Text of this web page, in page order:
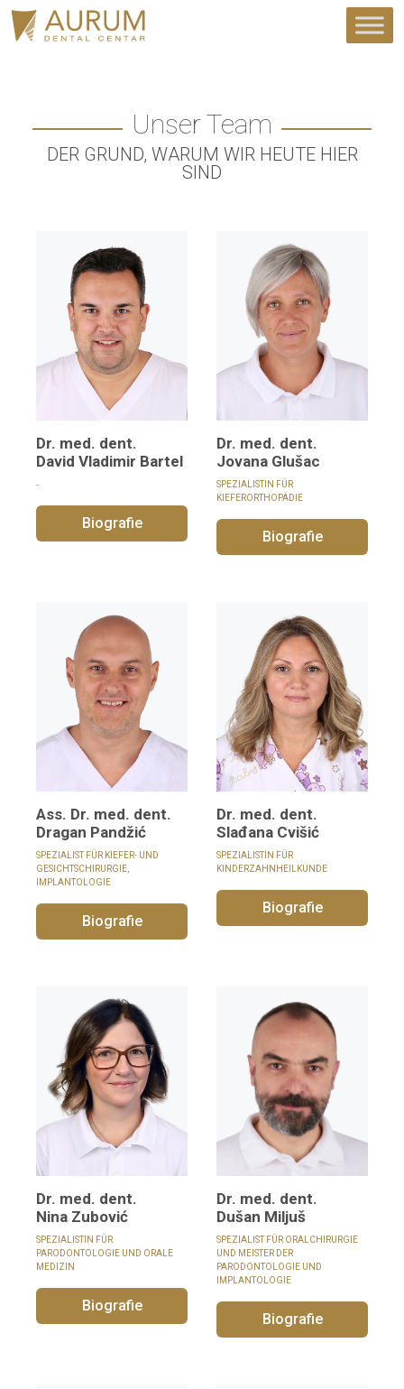
Unser Team
DER GRUND, WARUM WIR HEUTE HIER
SIND
Dr. med. dent.
David Vladimir Bartel
‑
Biografie
Dr. med. dent.
Jovana Glušac
SPEZIALISTIN FÜR
KIEFERORTHOPÄDIE
Biografie
Ass. Dr. med. dent.
Dragan Pandžić
SPEZIALIST FÜR KIEFER- UND
GESICHTSCHIRURGIE,
IMPLANTOLOGIE
Biografie
Dr. med. dent.
Slađana Cvišić
SPEZIALISTIN FÜR
KINDERZAHNHEILKUNDE
Biografie
Dr. med. dent.
Nina Zubović
SPEZIALISTIN FÜR
PARODONTOLOGIE UND ORALE
MEDIZIN
Biografie
Dr. med. dent.
Dušan Miljuš
SPEZIALIST FÜR ORALCHIRURGIE
UND MEISTER DER
PARODONTOLOGIE UND
IMPLANTOLOGIE
Biografie